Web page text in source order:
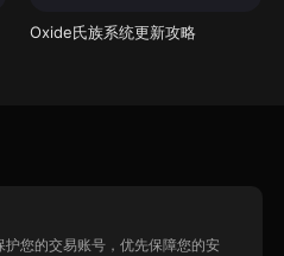
Oxide氏族系统更新攻略
您的交易账号，优先保障您的安